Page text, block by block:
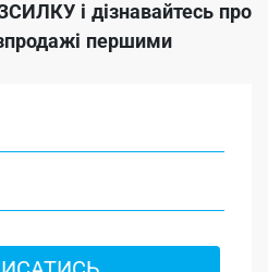
і дізнавайтесь про
першими